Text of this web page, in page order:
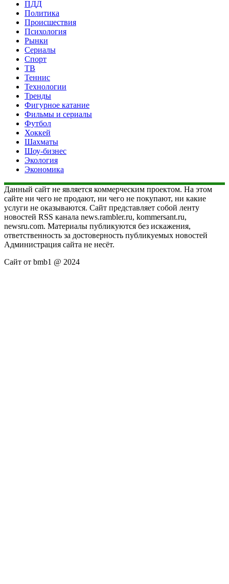
ПДД
Политика
Происшествия
Психология
Рынки
Сериалы
Спорт
ТВ
Теннис
Технологии
Тренды
Фигурное катание
Фильмы и сериалы
Футбол
Хоккей
Шахматы
Шоу-бизнес
Экология
Экономика
Данный сайт не является коммерческим проектом. На этом
сайте ни чего не продают, ни чего не покупают, ни какие
услуги не оказываются. Сайт представляет собой ленту
новостей RSS канала news.rambler.ru, kommersant.ru,
newsru.com. Материалы публикуются без искажения,
ответственность за достоверность публикуемых новостей
Администрация сайта не несёт.
Сайт от bmb1 @ 2024